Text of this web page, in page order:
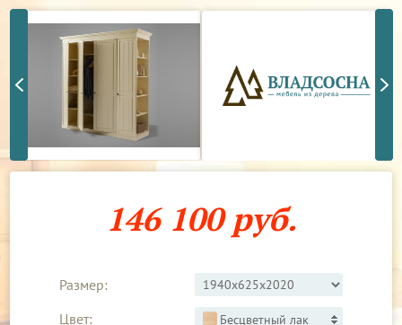
146 100 руб.
Размер:
Цвет:
Бесцветный лак